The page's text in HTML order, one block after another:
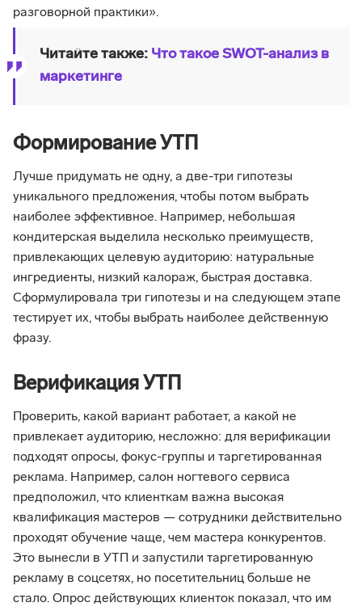
разговорной практики».
Читайте также: Что такое SWOT-анализ в
маркетинге
Формирование УТП
Лучше придумать не одну, а две-три гипотезы
уникального предложения, чтобы потом выбрать
наиболее эффективное. Например, небольшая
кондитерская выделила несколько преимуществ,
привлекающих целевую аудиторию: натуральные
ингредиенты, низкий калораж, быстрая доставка.
Сформулировала три гипотезы и на следующем этапе
тестирует их, чтобы выбрать наиболее действенную
фразу.
Верификация УТП
Проверить, какой вариант работает, а какой не
привлекает аудиторию, несложно: для верификации
подходят опросы, фокус-группы и таргетированная
реклама. Например, салон ногтевого сервиса
предположил, что клиенткам важна высокая
квалификация мастеров — сотрудники действительно
проходят обучение чаще, чем мастера конкурентов.
Это вынесли в УТП и запустили таргетированную
рекламу в соцсетях, но посетительниц больше не
стало. Опрос действующих клиенток показал, что им